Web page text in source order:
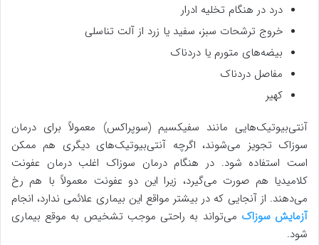
درد در هنگام تخلیه ادرار
خروج ترشحات سبز، سفید یا زرد از آلت تناسلی
بیضه‌های متورم یا دردناک
مفاصل دردناک
کهیر
آنتی‌بیوتیک‌هایی مانند سفیکسیم (سوپراکس) معمولاً برای درمان
سوزاک تجویز می‌شوند، اگرچه آنتی‌بیوتیک‌های دیگری هم ممکن
است استفاده شود. در هنگام درمان سوزاک اغلب درمان عفونت
کلامیدیا هم صورت می‌گیرد، زیرا این دو عفونت معمولاً با هم رخ
می‌دهند. از آنجایی که در بیشتر مواقع این بیماری علائمی ندارد، انجام
آزمایش سوزاک می‌تواند به راحتی موجب تشخیص به موقع بیماری
شود.